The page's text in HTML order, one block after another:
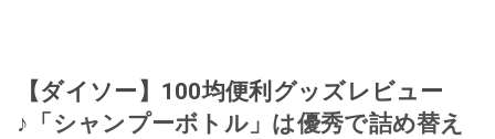
【ダイソー】100均便利グッズレビュー
♪「シャンプーボトル」は優秀で詰め替え